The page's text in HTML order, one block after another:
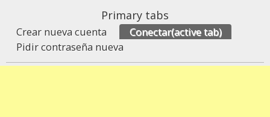
Primary tabs
Crear nueva cuenta Conectar(active tab)
Pidir contraseña nueva